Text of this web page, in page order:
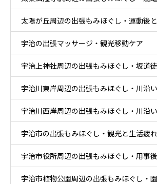
ケア
太陽が丘周辺の出張もみほぐし・運動後
宇治の出張マッサージ・観光移動ケア
宇治上神社周辺の出張もみほぐし・坂道
ア
宇治川東岸周辺の出張もみほぐし・川沿
息ケア
宇治川西岸周辺の出張もみほぐし・川沿
帰宅ケア
宇治市の出張もみほぐし・観光と生活疲
宇治市役所周辺の出張もみほぐし・用事
宇治市植物公園周辺の出張もみほぐし・